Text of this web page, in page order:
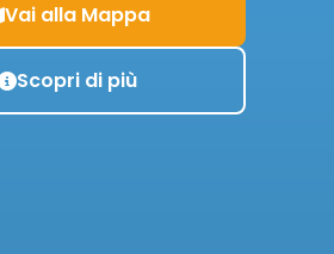
Vai alla Mappa
Scopri di più